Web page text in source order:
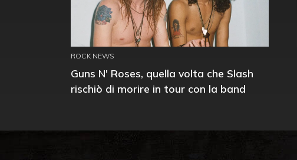
ROCK NEWS
Guns N' Roses, quella volta che Slash
rischiò di morire in tour con la band